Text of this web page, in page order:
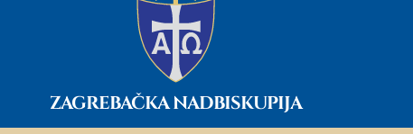
ZAGREBAČKA NADBISKUPIJA